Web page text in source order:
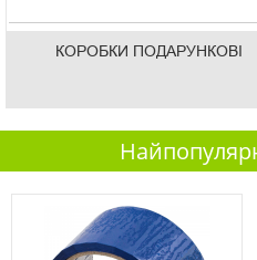
КОРОБКИ ПОДАРУНКОВІ